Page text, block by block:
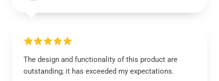
The design and functionality of this product are
outstanding; it has exceeded my expectations.